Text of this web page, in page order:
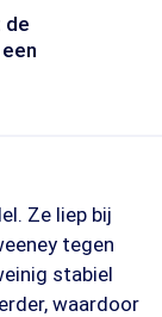
de
Ze liep bij
tegen
stabiel
waardoor